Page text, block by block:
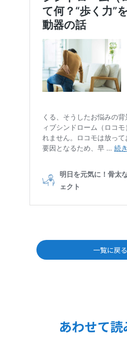
一覧に戻る
あわせて